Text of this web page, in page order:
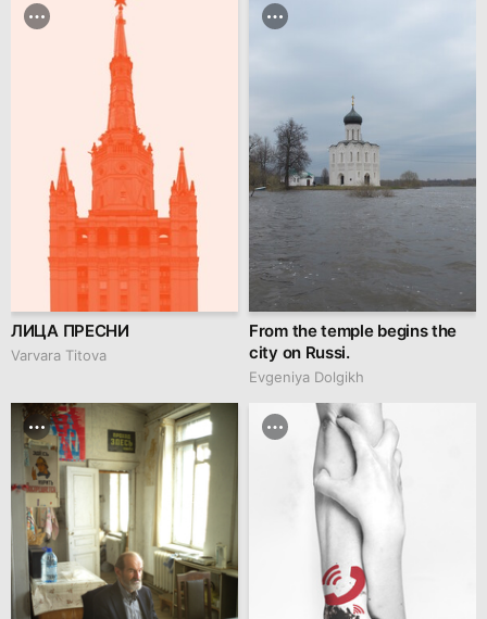
ЛИЦА ПРЕСНИ
Varvara Titova
From the temple begins the
city on Russi.
Evgeniya Dolgikh